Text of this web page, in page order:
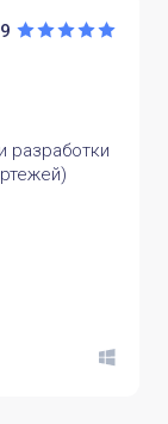
разработки